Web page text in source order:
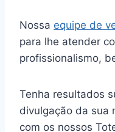
Nossa equipe de
para lhe atender
profissionalismo,
Tenha resultados
divulgação da sua
com os nossos